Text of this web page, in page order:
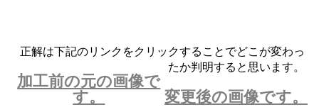
正解は下記のリンクをクリックすることでどこが変わっ
たか判明すると思います。
加工前の元の画像で
す。
変更後の画像です。